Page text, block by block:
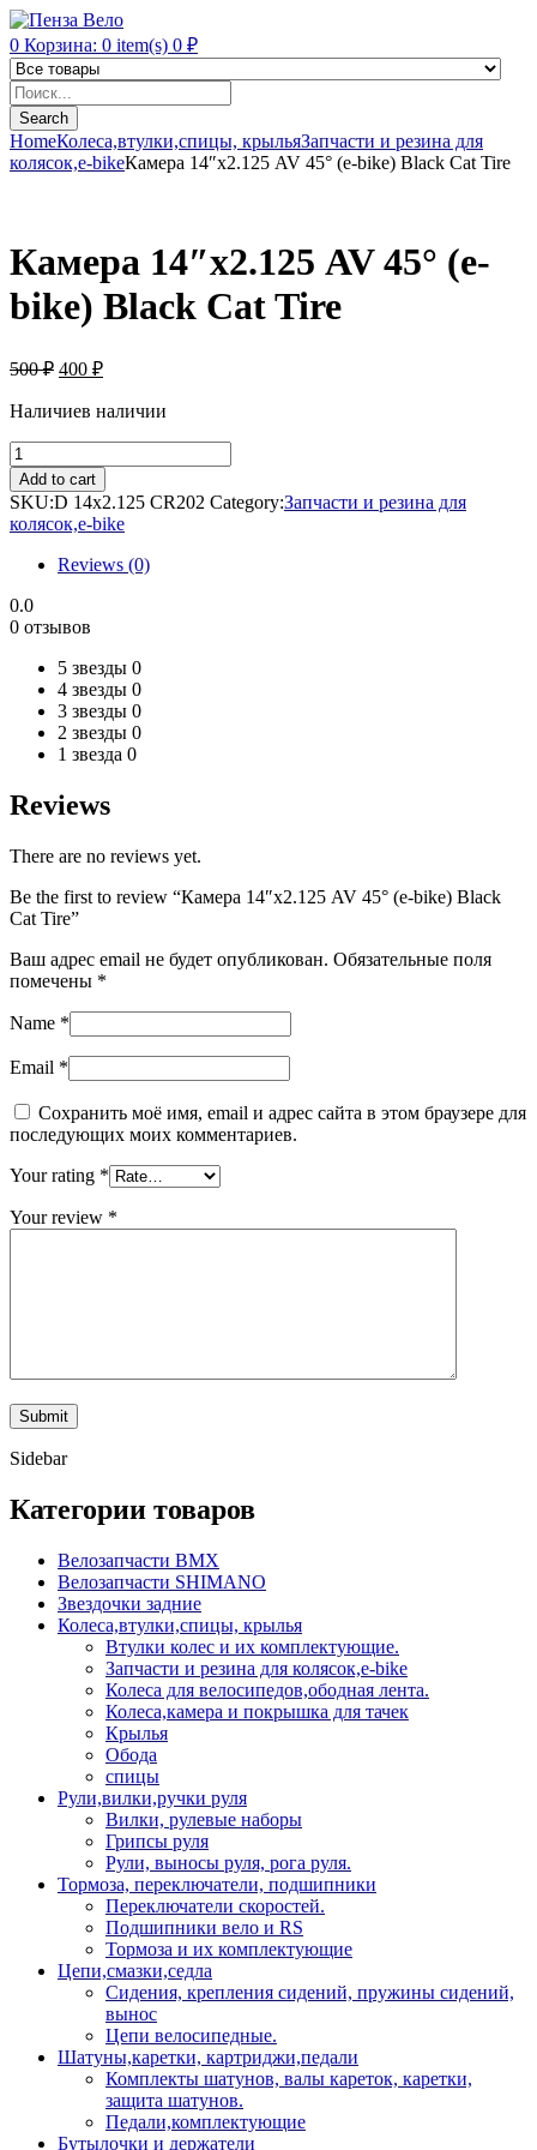
0 Корзина: 0 item(s) 0 ₽
Products
search
Search
HomeКолеса,втулки,спицы, крыльяЗапчасти и резина для
колясок,e-bikeКамера 14″х2.125 AV 45° (e-bike) Black Cat Tire
Камера 14″х2.125 AV 45° (e-
bike) Black Cat Tire
500₽ 400 ₽
Наличиев наличии
Камера
14"х2.125
AV
45°
(e-
bike)
Cat
Tire
Add to cart
SKU:D 14х2.125 CR202 Category:Запчасти и резина для
колясок,e-bike
Reviews (0)
0.0
0 отзывов
5 звезды 0
4 звезды 0
3 звезды 0
2 звезды 0
1 звезда 0
Reviews
There are no reviews yet.
Be the first to review “Камера 14″х2.125 AV 45° (e-bike) Black
Cat Tire”
Ваш адрес email не будет опубликован. Обязательные поля
помечены *
Name *
Email *
Сохранить моё имя, email и адрес сайта в этом браузере для
последующих моих комментариев.
Your rating *
Your review *
Sidebar
Категории товаров
Велозапчасти BMX
Велозапчасти SHIMANO
Звездочки задние
Колеса,втулки,спицы, крылья
Втулки колес и их комплектующие.
Запчасти и резина для колясок,e-bike
Колеса для велосипедов,ободная лента.
Колеса,камера и покрышка для тачек
Крылья
Обода
спицы
Рули,вилки,ручки руля
Вилки, рулевые наборы
Грипсы руля
Рули, выносы руля, рога руля.
Тормоза, переключатели, подшипники
Переключатели скоростей.
Подшипники вело и RS
Тормоза и их комплектующие
Цепи,смазки,седла
Сидения, крепления сидений, пружины сидений,
вынос
Цепи велосипедные.
Шатуны,каретки, картриджи,педали
Комплекты шатунов, валы кареток, каретки,
защита шатунов.
Педали,комплектующие
Бутылочки и держатели